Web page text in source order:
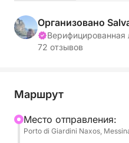
предназначена для тех,
день, наслаждаясь
незабываемыми видами.
Таормина и острова
чистое море
вневременным
Организовано
Верифицированная
72 отзывов
Маршрут
Mесто отправления:
Porto di Giardini Naxos,